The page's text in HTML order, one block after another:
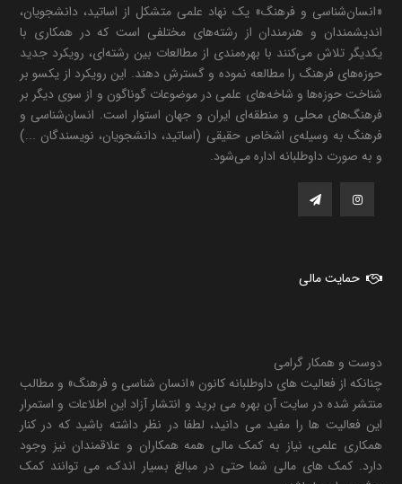
«انسان‌شناسی و فرهنگ» یک نهاد علمی متشکل از اساتید، دانشجویان،
اندیشمندان و هنرمندان از رشته‌های مختلفی است که در همکاری با
یکدیگر تلاش می‌کنند با بهره‌مندی از مطالعات بین رشته‌ای، رویکرد جدید
حوزه‌های فرهنگ را مطالعه نموده و گسترش دهند. این رویکرد از یکسو بر
شناخت حوزه‌ها و شاخه‌های علمی در موضوعات گوناگون و از سوی دیگر بر
فرهنگ‌های محلی و منطقه‌ای ایران و جهان استوار است. انسان‌شناسی و
فرهنگ به وسیله‌ی اشخاص حقیقی (اساتید، دانشجویان، نویسندگان ...)
و به صورت داوطلبانه اداره می‌شود.
حمایت مالی
دوست و همکار گرامی
چنانکه از فعالیت های داوطلبانه کانون «انسان شناسی و فرهنگ» و مطالب
منتشر شده در سایت آن بهره می برید و انتشار آزاد این اطلاعات و استمرار
این فعالیت ها را مفید می دانید، لطفا در نظر داشته باشید که در کنار
همکاری علمی، نیاز به کمک مالی همه همکاران و علاقمندان نیز وجود
دارد. کمک های مالی شما حتی در مبالغ بسیار اندک، می توانند کمک